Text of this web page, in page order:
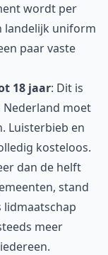
wordt per
landelijk uniform
paar vaste
18 jaar: Dit is
moet
Luisterbieb en
kosteloos.
dan de helft
stand
meer